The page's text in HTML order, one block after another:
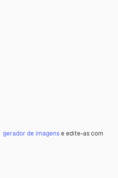
gerador de imagense edite-as com